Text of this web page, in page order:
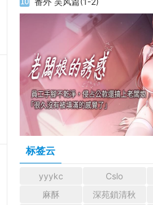
标签云
yyykc Cslo
麻酥
深苑鎖清秋